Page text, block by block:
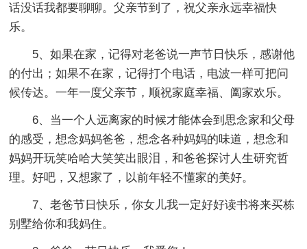
话没话我都要聊聊。父亲节到了，祝父亲永远幸福快
乐。
5、如果在家，记得对老爸说一声节日快乐，感谢他
的付出；如果不在家，记得打个电话，电波一样可把问
候传达。一年一度父亲节，顺祝家庭幸福、阖家欢乐。
6、当一个人远离家的时候才能体会到思念家和父母
的感受，想念妈妈爸爸，想念各种妈妈的味道，想念和
妈妈开玩笑哈哈大笑笑出眼泪，和爸爸探讨人生研究哲
理。好吧，又想家了，以前年轻不懂家的美好。
7、老爸节日快乐，你女儿我一定好好读书将来买栋
别墅给你和我妈住。